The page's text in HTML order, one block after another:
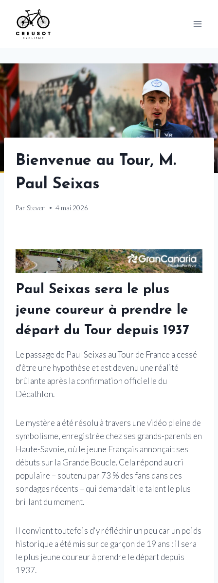
content
Bienvenue au Tour, M.
Paul Seixas
Par Steven 4 mai 2026
Paul Seixas sera le plus
jeune coureur à prendre le
départ du Tour depuis 1937
Le passage de Paul Seixas au Tour de France a cessé
d'être une hypothèse et est devenu une réalité
brûlante après la confirmation officielle du
Décathlon.
Le mystère a été résolu à travers une vidéo pleine de
symbolisme, enregistrée chez ses grands-parents en
Haute-Savoie, où le jeune Français annonçait ses
débuts sur la Grande Boucle. Cela répond au cri
populaire – soutenu par 73 % des fans dans des
sondages récents – qui demandait le talent le plus
brillant du moment.
Il convient toutefois d'y réfléchir un peu car un poids
historique a été mis sur ce garçon de 19 ans : il sera
le plus jeune coureur à prendre le départ depuis
1937.